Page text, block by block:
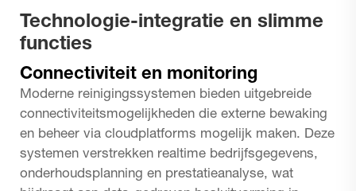
Technologie-integratie en slimme
functies
Connectiviteit en monitoring
Moderne reinigingssystemen bieden uitgebreide
connectiviteitsmogelijkheden die externe bewaking
en beheer via cloudplatforms mogelijk maken. Deze
systemen verstrekken realtime bedrijfsgegevens,
onderhoudsplanning en prestatieanalyse, wat